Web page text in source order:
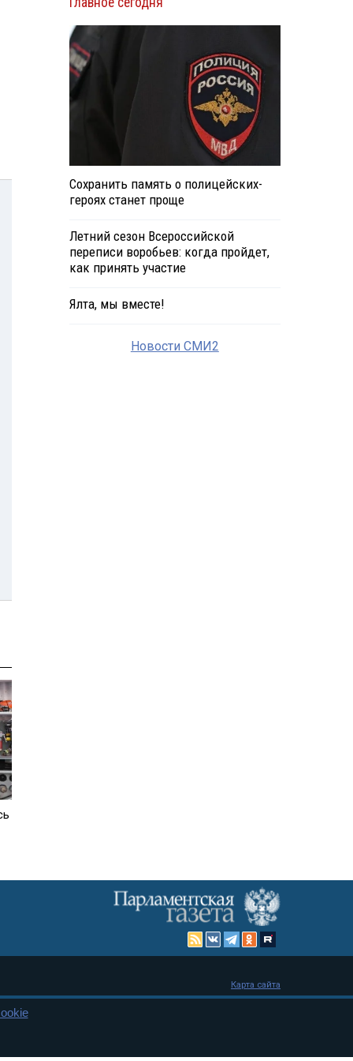
Сохранить память о полицейских-
героях станет проще
Летний сезон Всероссийской
переписи воробьев: когда пройдет,
как принять участие
Ялта, мы вместе!
Новости СМИ2
Карта сайта